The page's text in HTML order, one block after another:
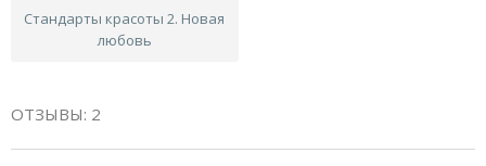
Стандарты красоты 2. Новая
любовь
ОТЗЫВЫ: 2